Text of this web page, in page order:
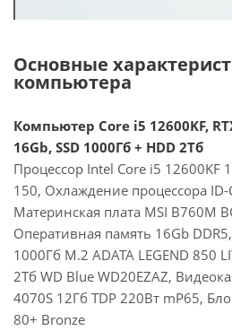
Основные
компьютера
Компьютер Core i5 12600KF,
16Gb, SSD 1000Гб + HDD 2Тб
Процессор Intel Core i5 12600KF
150, Охлаждение процессора ID-
Материнская плата MSI B760M
Оперативная память 16Gb
1000Гб M.2 ADATA LEGEND 850
2Тб WD Blue WD20EZAZ,
4070S 12Гб TDP 220Вт mP65,
80+ Bronze